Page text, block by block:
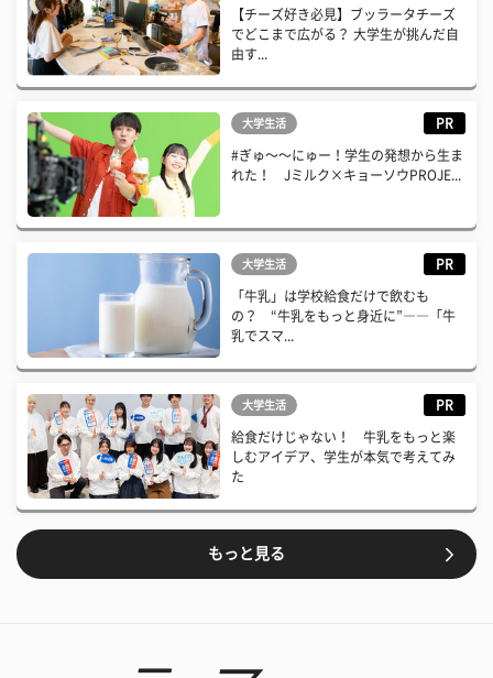
【チーズ好き必見】ブッラータチーズ
でどこまで広がる？ 大学生が挑んだ自
由す...
大学生活 PR
#ぎゅ〜〜にゅー！学生の発想から生ま
れた！ Jミルク×キョーソウPROJE...
大学生活 PR
「牛乳」は学校給食だけで飲むも
の？ “牛乳をもっと身近に”――「牛
乳でスマ...
大学生活 PR
給食だけじゃない！ 牛乳をもっと楽
しむアイデア、学生が本気で考えてみ
た
もっと見る